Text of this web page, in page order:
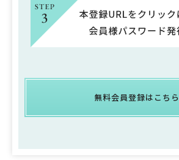
無料会員登録はこちら